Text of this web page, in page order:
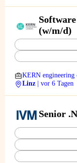
(w/m/d)
KERN engineering
Linz
| vor 6 Tagen
Senior